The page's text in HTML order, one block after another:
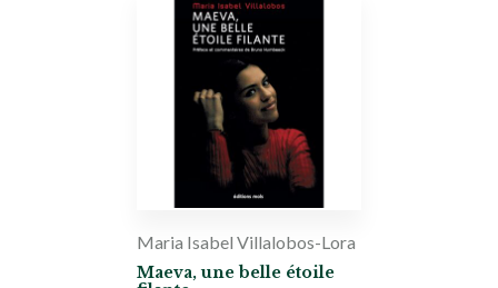
Maria Isabel Villalobos-Lora
Maeva, une belle étoile